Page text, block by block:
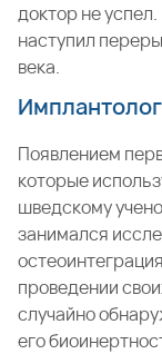
доктор не
наступил
века.
Появлением
которые
шведскому
занимался
проведении
случайно
его